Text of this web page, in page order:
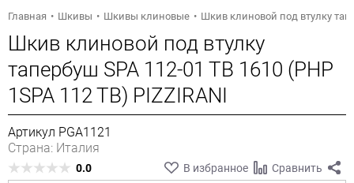
Главная Шкивы Шкивы клиновые Шкив клиновой под втулку
Шкив клиновой под втулку
тапербуш SPA 112-01 TB 1610 (PHP
1SPA 112 TB) PIZZIRANI
Артикул PGA1121
Страна: Италия
0.0 В избранное Сравнить